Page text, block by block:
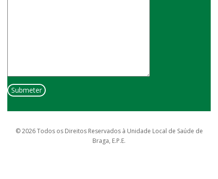
© 2026 Todos os Direitos Reservados à Unidade Local de Saúde de
Braga, E.P.E.